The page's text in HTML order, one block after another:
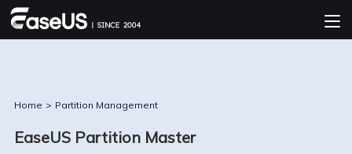
Home > Partition Management
EaseUS Partition Master